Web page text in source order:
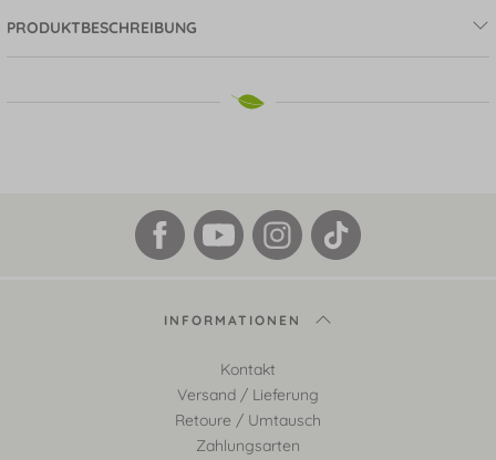
PRODUKTBESCHREIBUNG
INFORMATIONEN
Kontakt
Versand / Lieferung
Retoure / Umtausch
Zahlungsarten